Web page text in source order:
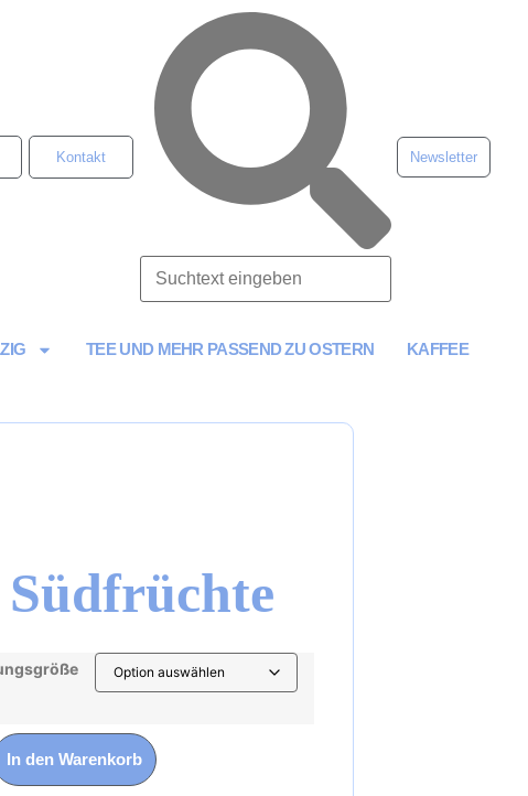
Kontakt Newsletter
TEE UND MEHR PASSEND ZU OSTERN
KAFFEE
Südfrüchte
In den Warenkorb